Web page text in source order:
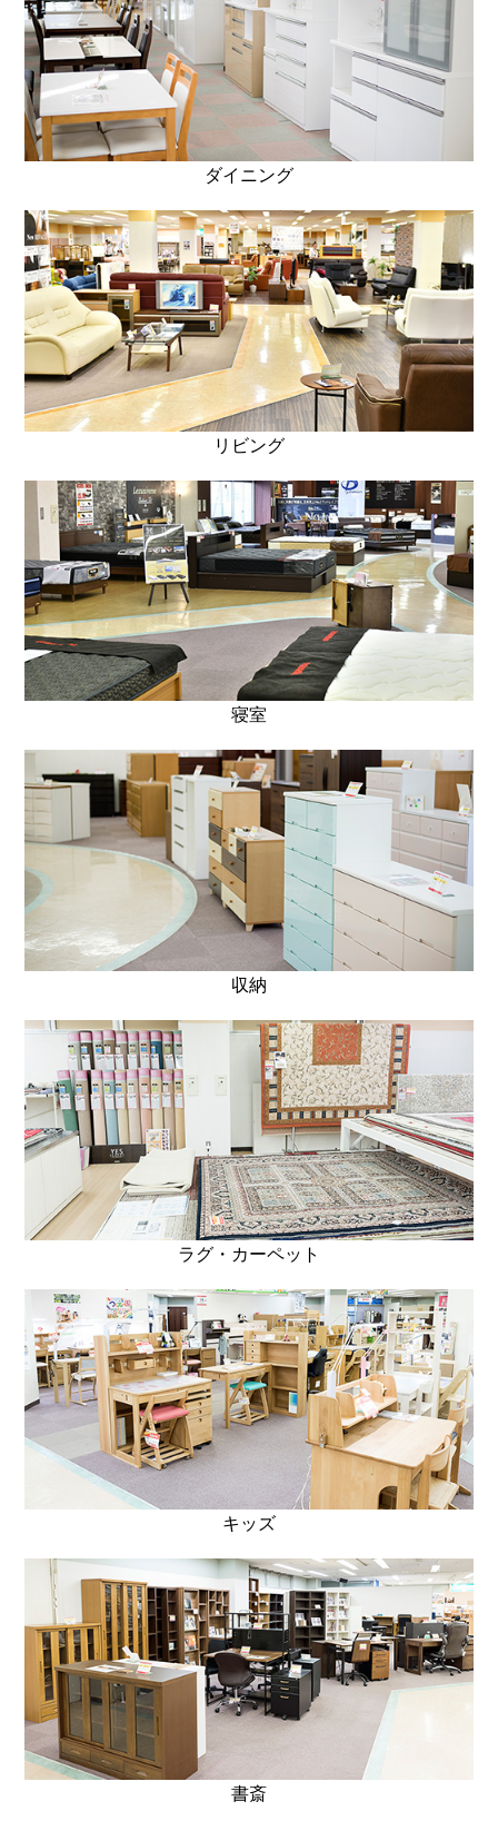
ダイニング
リビング
寝室
収納
ラグ・カーペット
キッズ
書斎